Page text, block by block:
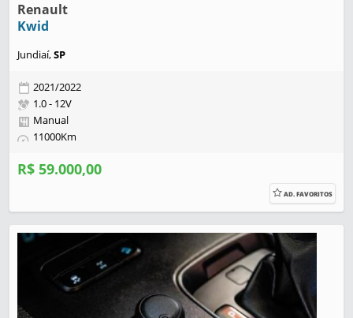
Renault
Kwid
Jundiaí,SP
2021/2022
1.0 - 12V
Manual
11000Km
R$ 59.000,00
AD. FAVORITOS